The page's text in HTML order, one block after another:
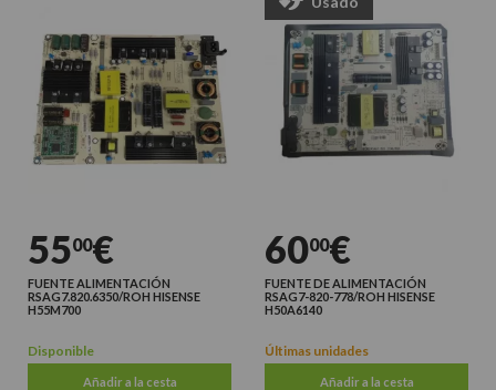
5500€
FUENTE ALIMENTACIÓN
RSAG7.820.6350/ROH HISENSE
H55M700
Disponible
Añadir a la cesta
6000€
FUENTE DE ALIMENTACIÓN
RSAG7-820-778/ROH HISENSE
H50A6140
Últimas unidades
Añadir a la cesta